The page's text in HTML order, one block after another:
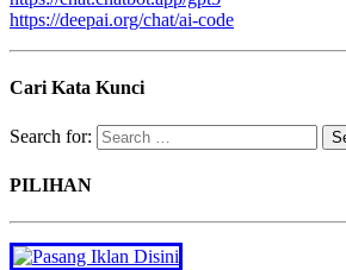
https://deepai.org/chat/ai-code
Cari Kata Kunci
Search for:
PILIHAN